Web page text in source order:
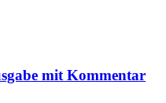
mit Kommentar